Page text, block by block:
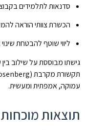
סדנאות לתלמידים
הכשרת צוותי הוראה
ליווי שוטף להבטחת שינוי
עמוקה, אמפתית ומעשית.
תוצאות